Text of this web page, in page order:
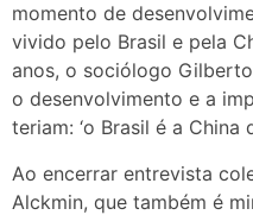
momento de
vivido pelo Brasil e pela
anos, o sociólogo
o desenvolvimento e a
teriam: ‘o Brasil é a China
Ao encerrar entrevista
Alckmin, que também é